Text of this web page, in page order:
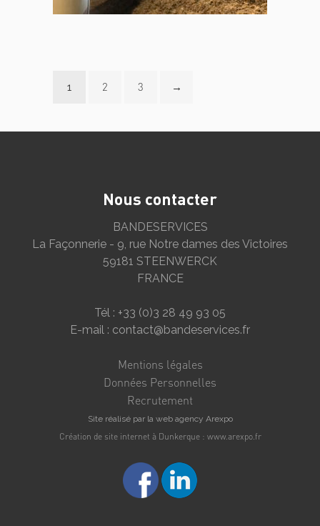
1 2 3 →
Nous contacter
BANDESERVICES
La Façonnerie - 9, rue Notre dames des Victoires
59181 STEENWERCK
FRANCE
Tél : +33 (0)3 28 49 93 05
E-mail : contact@bandeservices.fr
Mentions légales
Données Personnelles
Recrutement
Site réalisé par la web agency Arexpo
Création de site internet à Dunkerque : www.arexpo.fr